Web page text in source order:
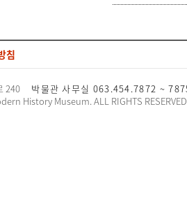
침
240
박물관 사무실 063.454.7872 ~
History Museum. ALL RIGHTS RESERVED